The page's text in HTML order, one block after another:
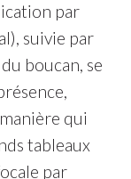
par
suivie par
boucan, se
qui
tableaux
par